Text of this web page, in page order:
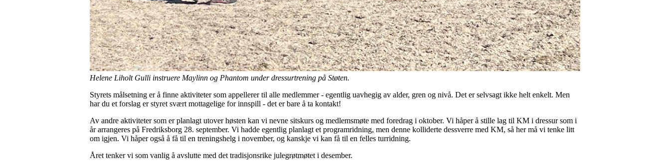
Helene Liholt Gulli instruere Maylinn og Phantom under dressurtrening på Støten.
Styrets målsetning er å finne aktiviteter som appellerer til alle medlemmer - egentlig uavhegig av alder, gren og nivå. Det er selvsagt ikke helt enkelt. Men
har du et forslag er styret svært mottagelige for innspill - det er bare å ta kontakt!
Av andre aktiviteter som er planlagt utover høsten kan vi nevne sitskurs og medlemsmøte med foredrag i oktober. Vi håper å stille lag til KM i dressur som i
år arrangeres på Fredriksborg 28. september. Vi hadde egentlig planlagt et programridning, men denne kolliderte dessverre med KM, så her må vi tenke litt
om igjen. Vi håper også å få til en treningshelg i november, og kanskje vi kan få til en felles turridning.
Året tenker vi som vanlig å avslutte med det tradisjonsrike julegrøtmøtet i desember.